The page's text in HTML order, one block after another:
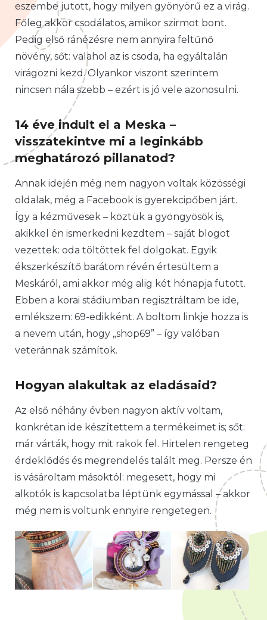
eszembe jutott, hogy milyen gyönyörű ez a virág.
Főleg akkor csodálatos, amikor szirmot bont.
Pedig első ránézésre nem annyira feltűnő
növény, sőt: valahol az is csoda, ha egyáltalán
virágozni kezd. Olyankor viszont szerintem
nincsen nála szebb – ezért is jó vele azonosulni.
14 éve indult el a Meska –
visszatekintve mi a leginkább
meghatározó pillanatod?
Annak idején még nem nagyon voltak közösségi
oldalak, még a Facebook is gyerekcipőben járt.
Így a kézművesek – köztük a gyöngyösök is,
akikkel én ismerkedni kezdtem – saját blogot
vezettek: oda töltöttek fel dolgokat. Egyik
ékszerkészítő barátom révén értesültem a
Meskáról, ami akkor még alig két hónapja futott.
Ebben a korai stádiumban regisztráltam be ide,
emlékszem: 69-edikként. A boltom linkje hozza is
a nevem után, hogy „shop69” – így valóban
veteránnak számítok.
Hogyan alakultak az eladásaid?
Az első néhány évben nagyon aktív voltam,
konkrétan ide készítettem a termékeimet is; sőt:
már várták, hogy mit rakok fel. Hirtelen rengeteg
érdeklődés és megrendelés talált meg. Persze én
is vásároltam másoktól: megesett, hogy mi
alkotók is kapcsolatba léptünk egymással – akkor
még nem is voltunk ennyire rengetegen.